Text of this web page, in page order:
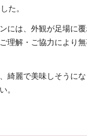
た。
には、外観が足場に
理解・ご協力により
綺麗で美味しそうに
。